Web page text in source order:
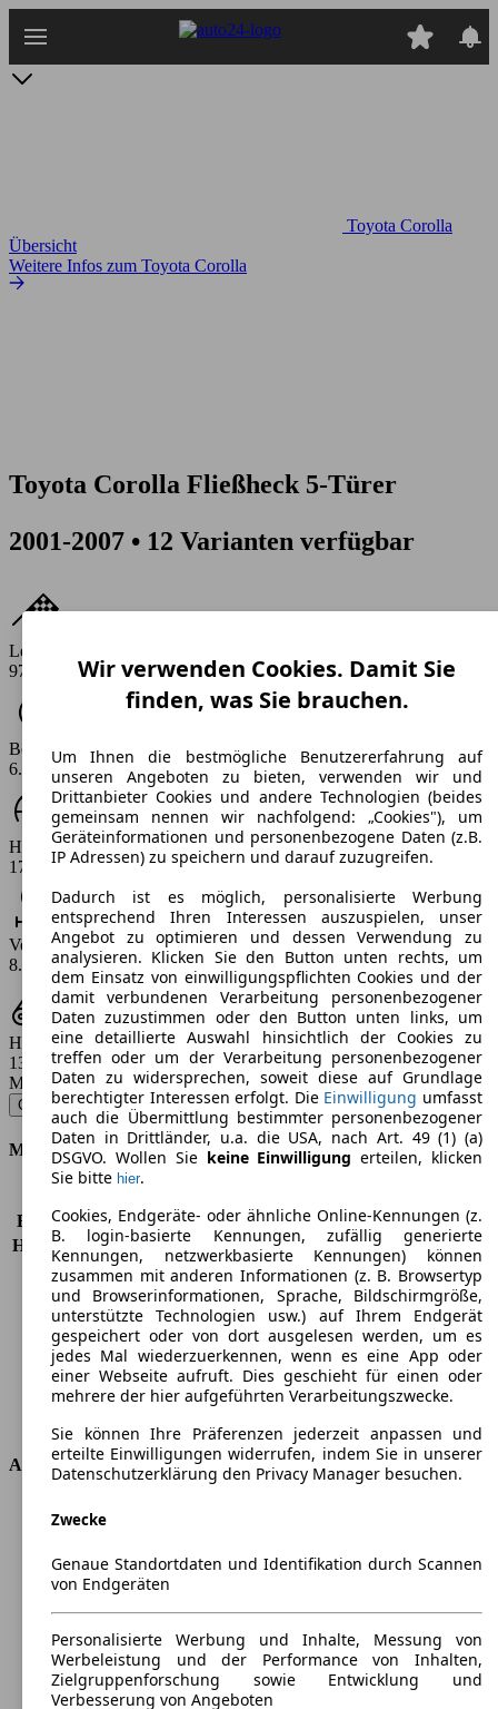
Hauptinhalt
Toyota Corolla
Übersicht
Weitere Infos zum Toyota Corolla
Toyota Corolla Fließheck 5-Türer
2001-2007 • 12 Varianten verfügbar
Leistung
97 - 224 PS
Beschleunigung (0-100 km/h)
6.9 - 12 s
Höchstgeschwindigkeit (km/h)
175 - 235 km/h
Verbrauch
8.4 - 11.4 l/100km
Hubraum
1398 - 1796 ccm
Modellbezeichnung:
Corolla 1.4 VVT-i Edition - 71 KW (97 PS) (2006/03 - 2007/05)▼
Motor & Leistung
Beschleunigung (0-100 km/h)
12,0s
Höchstgeschwindigkeit (km/h) 185 km/h
Anzahl der Gänge
5
Drehmoment
130 nm
Hubraum
1398 ccm
Kraftstoff
Benzin
Zylinder
4
Getriebe
Schaltgetriebe
Abmessungen
Länge
Breite
1710 mm
Radstand
Maximalgewicht
-
Max. Zuladung
-
Türen
5
Sitze
5
Wir verwenden Cookies. Damit Sie
finden, was Sie brauchen.
Um Ihnen die bestmögliche Benutzererfahrung auf
unseren Angeboten zu bieten, verwenden wir und
Drittanbieter Cookies und andere Technologien (beides
gemeinsam nennen wir nachfolgend: „Cookies"), um
Geräteinformationen und personenbezogene Daten (z.B.
IP Adressen) zu speichern und darauf zuzugreifen.
Dadurch ist es möglich, personalisierte Werbung
entsprechend Ihren Interessen auszuspielen, unser
Angebot zu optimieren und dessen Verwendung zu
analysieren. Klicken Sie den Button unten rechts, um
dem Einsatz von einwilligungspflichten Cookies und der
damit verbundenen Verarbeitung personenbezogener
Daten zuzustimmen oder den Button unten links, um
eine detaillierte Auswahl hinsichtlich der Cookies zu
treffen oder um der Verarbeitung personenbezogener
Daten zu widersprechen, soweit diese auf Grundlage
berechtigter Interessen erfolgt. Die Einwilligung umfasst
auch die Übermittlung bestimmter personenbezogener
Daten in Drittländer, u.a. die USA, nach Art. 49 (1) (a)
DSGVO. Wollen Sie keine Einwilligung erteilen, klicken
Sie bitte hier.
Cookies, Endgeräte- oder ähnliche Online-Kennungen (z.
B. login-basierte Kennungen, zufällig generierte
Kennungen, netzwerkbasierte Kennungen) können
zusammen mit anderen Informationen (z. B. Browsertyp
und Browserinformationen, Sprache, Bildschirmgröße,
unterstützte Technologien usw.) auf Ihrem Endgerät
gespeichert oder von dort ausgelesen werden, um es
jedes Mal wiederzuerkennen, wenn es eine App oder
einer Webseite aufruft. Dies geschieht für einen oder
mehrere der hier aufgeführten Verarbeitungszwecke.
Sie können Ihre Präferenzen jederzeit anpassen und
erteilte Einwilligungen widerrufen, indem Sie in unserer
Datenschutzerklärung den Privacy Manager besuchen.
Zwecke
Genaue Standortdaten und Identifikation durch Scannen
von Endgeräten
Personalisierte Werbung und Inhalte, Messung von
Werbeleistung und der Performance von Inhalten,
Zielgruppenforschung sowie Entwicklung und
Verbesserung von Angeboten